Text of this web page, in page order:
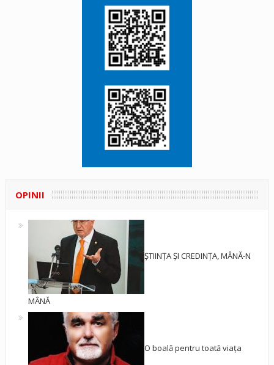
OPINII
ȘTIINȚA ȘI CREDINȚA, MÂNĂ-N
MÂNĂ
O boală pentru toată viața